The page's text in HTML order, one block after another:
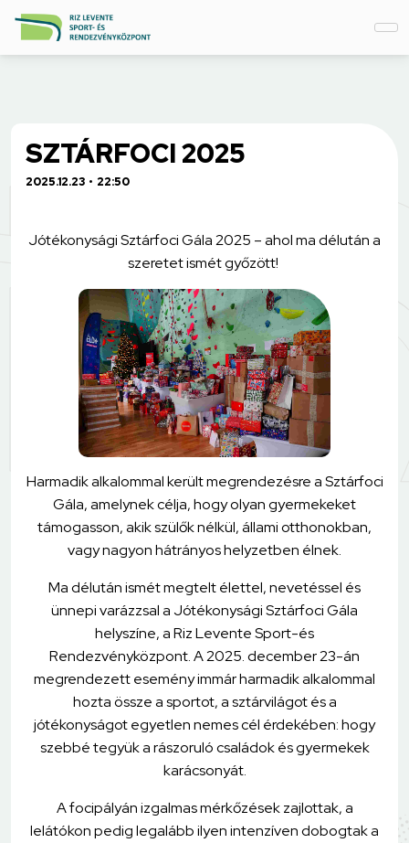
SZTÁRFOCI 2025
2025.12.23 22:50
Jótékonysági Sztárfoci Gála 2025 – ahol ma délután a
szeretet ismét győzött!
Harmadik alkalommal került megrendezésre a Sztárfoci
Gála, amelynek célja, hogy olyan gyermekeket
támogasson, akik szülők nélkül, állami otthonokban,
vagy nagyon hátrányos helyzetben élnek.
Ma délután ismét megtelt élettel, nevetéssel és
ünnepi varázzsal a Jótékonysági Sztárfoci Gála
helyszíne, a Riz Levente Sport-és
Rendezvényközpont. A 2025. december 23-án
megrendezett esemény immár harmadik alkalommal
hozta össze a sportot, a sztárvilágot és a
jótékonyságot egyetlen nemes cél érdekében: hogy
szebbé tegyük a rászoruló családok és gyermekek
karácsonyát.
A focipályán izgalmas mérkőzések zajlottak, a
lelátókon pedig legalább ilyen intenzíven dobogtak a